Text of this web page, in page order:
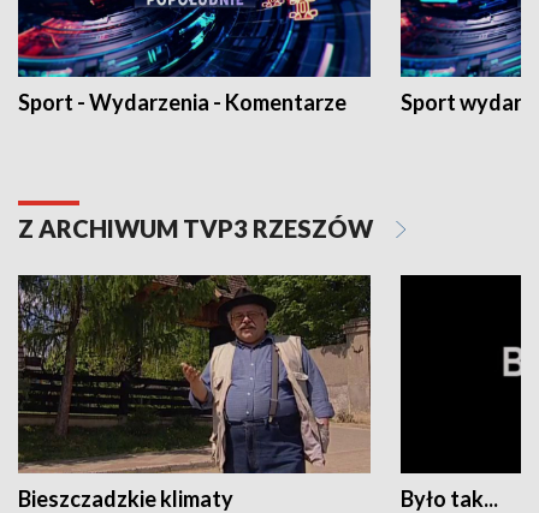
Sport - Wydarzenia - Komentarze Sport
Z ARCHIWUM TVP3 RZESZÓW
Bieszczadzkie klimaty Było tak...